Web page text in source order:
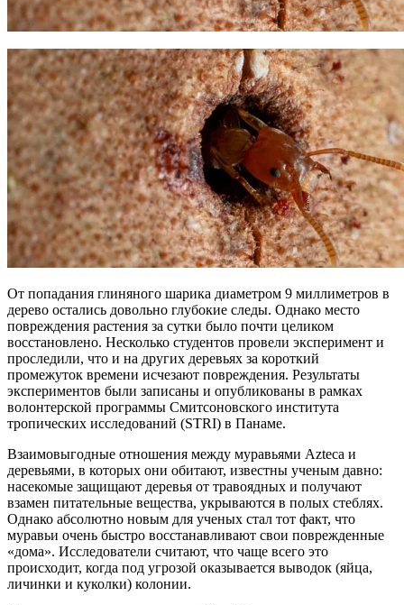
От попадания глиняного шарика диаметром 9 миллиметров в
дерево остались довольно глубокие следы. Однако место
повреждения растения за сутки было почти целиком
восстановлено. Несколько студентов провели эксперимент и
проследили, что и на других деревьях за короткий
промежуток времени исчезают повреждения. Результаты
экспериментов были записаны и опубликованы в рамках
волонтерской программы Смитсоновского института
тропических исследований (STRI) в Панаме.
Взаимовыгодные отношения между муравьями Azteca и
деревьями, в которых они обитают, известны ученым давно:
насекомые защищают деревья от травоядных и получают
взамен питательные вещества, укрываются в полых стеблях.
Однако абсолютно новым для ученых стал тот факт, что
муравьи очень быстро восстанавливают свои поврежденные
«дома». Исследователи считают, что чаще всего это
происходит, когда под угрозой оказывается выводок (яйца,
личинки и куколки) колонии.